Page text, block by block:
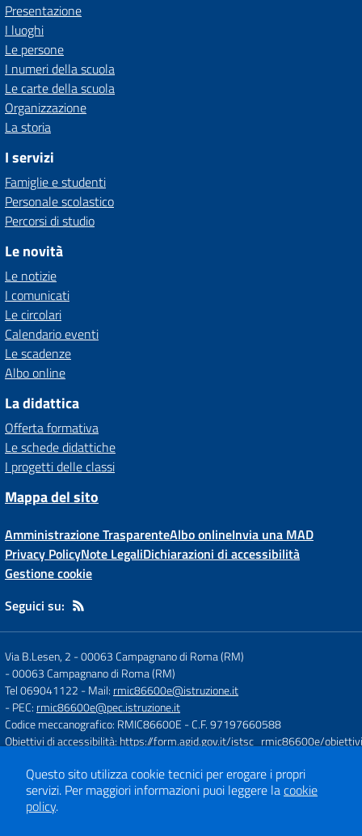
Presentazione
I luoghi
Le persone
I numeri della scuola
Le carte della scuola
Organizzazione
La storia
I servizi
Famiglie e studenti
Personale scolastico
Percorsi di studio
Le novità
Le notizie
I comunicati
Le circolari
Calendario eventi
Le scadenze
Albo online
La didattica
Offerta formativa
Le schede didattiche
I progetti delle classi
Mappa del sito
Amministrazione TrasparenteAlbo onlineInvia una MAD
Privacy PolicyNote LegaliDichiarazioni di accessibilità
Gestione cookie
Seguici su:
Via B.Lesen, 2 - 00063 Campagnano di Roma (RM)
-00063 Campagnano di Roma (RM)
Tel 069041122 - Mail: rmic86600e@istruzione.it
- PEC: rmic86600e@pec.istruzione.it
Codice meccanografico: RMIC86600E - C.F. 97197660588
Obiettivi di accessibilità: https://form.agid.gov.it/istsc_rmic86600e/obiettivi
Concept & Design by
Designers Italia
Questo sito utilizza cookie tecnici per erogare i propri
servizi. Per maggiori informazioni puoi leggere lacookie
policy.